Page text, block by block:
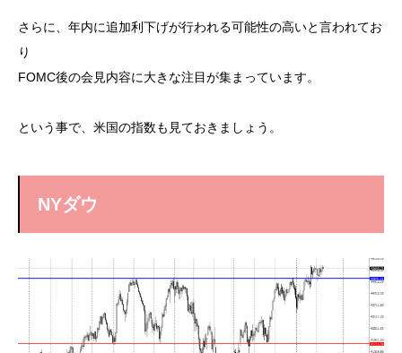
さらに、年内に追加利下げが行われる可能性の高いと言われてお
り
FOMC後の会見内容に大きな注目が集まっています。
という事で、米国の指数も見ておきましょう。
NYダウ